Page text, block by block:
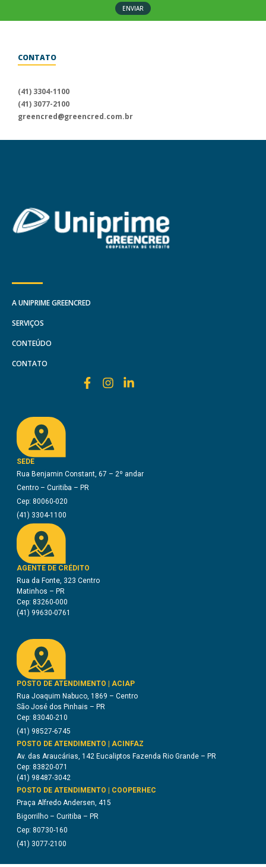
CONTATO
através dos nossos canais
de atendimento.
(41) 3304-1100
(41) 3077-2100
greencred@greencred.com.br
ENVIAR
A UNIPRIME GREENCRED
SERVIÇOS
CONTEÚDO
CONTATO
SEDE
Rua Benjamin Constant, 67 – 2º andar
Centro – Curitiba – PR
Cep: 80060-020
(41) 3304-1100
AGENTE DE CRÉDITO
Rua da Fonte, 323 Centro
Matinhos – PR
Cep: 83260-000
(41) 99630-0761
POSTO DE ATENDIMENTO | ACIAP
Rua Joaquim Nabuco, 1869 – Centro
São José dos Pinhais – PR
Cep: 83040-210
(41) 98527-6745
POSTO DE ATENDIMENTO | ACINFAZ
Av. das Araucárias, 142 Eucaliptos Fazenda Rio Grande – PR
Cep: 83820-071
(41) 98487-3042
POSTO DE ATENDIMENTO | COOPERHEC
Praça Alfredo Andersen, 415
Bigorrilho – Curitiba – PR
Cep: 80730-160
(41) 3077-2100